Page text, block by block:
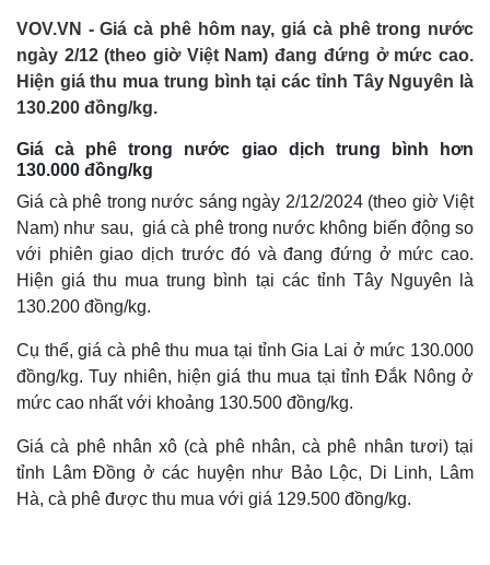
VOV.VN - Giá cà phê hôm nay, giá cà phê trong nước
ngày 2/12 (theo giờ Việt Nam) đang đứng ở mức cao.
Hiện giá thu mua trung bình tại các tỉnh Tây Nguyên là
130.200 đồng/kg.
Giá cà phê trong nước giao dịch trung bình hơn
130.000 đồng/kg
Giá cà phê trong nước sáng ngày 2/12/2024 (theo giờ Việt
Nam) như sau, giá cà phê trong nước không biến động so
với phiên giao dịch trước đó và đang đứng ở mức cao.
Hiện giá thu mua trung bình tại các tỉnh Tây Nguyên là
130.200 đồng/kg.
Cụ thể, giá cà phê thu mua tại tỉnh Gia Lai ở mức 130.000
đồng/kg. Tuy nhiên, hiện giá thu mua tại tỉnh Đắk Nông ở
mức cao nhất với khoảng 130.500 đồng/kg.
Giá cà phê nhân xô (cà phê nhân, cà phê nhân tươi) tại
tỉnh Lâm Đồng ở các huyện như Bảo Lộc, Di Linh, Lâm
Hà, cà phê được thu mua với giá 129.500 đồng/kg.